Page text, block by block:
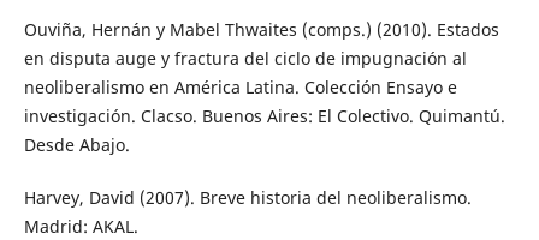
Ouviña, Hernán y Mabel Thwaites (comps.) (2010). Estados
en disputa auge y fractura del ciclo de impugnación al
neoliberalismo en América Latina. Colección Ensayo e
investigación. Clacso. Buenos Aires: El Colectivo. Quimantú.
Desde Abajo.
Harvey, David (2007). Breve historia del neoliberalismo.
Madrid: AKAL.